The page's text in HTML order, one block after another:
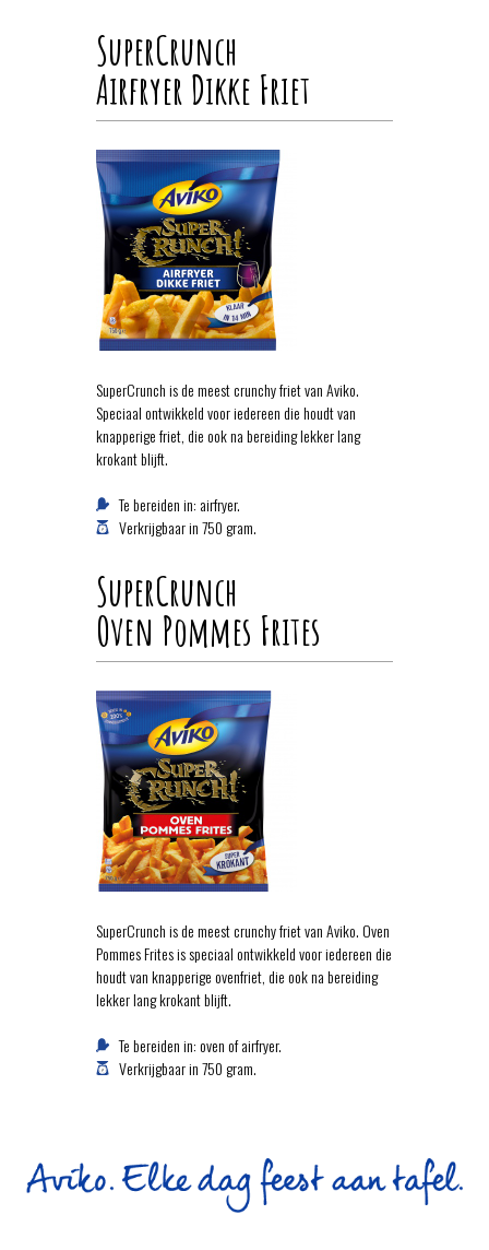
SuperCrunch
Airfryer Dikke Friet
SuperCrunch is de meest crunchy friet van Aviko.
Speciaal ontwikkeld voor iedereen die houdt van
knapperige friet, die ook na bereiding lekker lang
krokant blijft.
Te bereiden in: airfryer.
Verkrijgbaar in 750 gram.
SuperCrunch
Oven Pommes Frites
SuperCrunch is de meest crunchy friet van Aviko. Oven
Pommes Frites is speciaal ontwikkeld voor iedereen die
houdt van knapperige ovenfriet, die ook na bereiding
lekker lang krokant blijft.
Te bereiden in: oven of airfryer.
Verkrijgbaar in 750 gram.